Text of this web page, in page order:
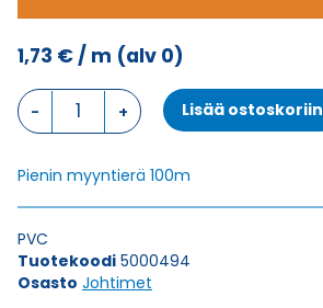
1,73 €/ m (alv 0)
Johdin
MULTINORM
VIOLETTI
1X0,75
määrä
Lisää ostoskoriin
Pienin myyntierä 100m
PVC
Tuotekoodi 5000494
Osasto Johtimet